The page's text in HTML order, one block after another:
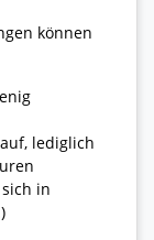
können
lediglich
in